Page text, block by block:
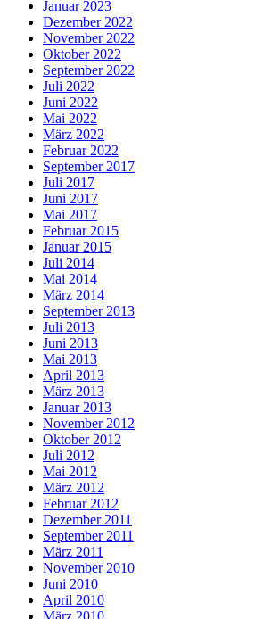
Januar 2023
Dezember 2022
November 2022
Oktober 2022
September 2022
Juli 2022
Juni 2022
Mai 2022
März 2022
Februar 2022
September 2017
Juli 2017
Juni 2017
Mai 2017
Februar 2015
Januar 2015
Juli 2014
Mai 2014
März 2014
September 2013
Juli 2013
Juni 2013
Mai 2013
April 2013
März 2013
Januar 2013
November 2012
Oktober 2012
Juli 2012
Mai 2012
März 2012
Februar 2012
Dezember 2011
September 2011
März 2011
November 2010
Juni 2010
April 2010
März 2010